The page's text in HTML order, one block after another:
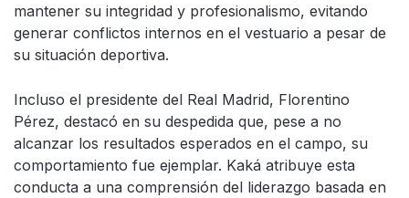
mantener su integridad y profesionalismo, evitando
generar conflictos internos en el vestuario a pesar de
su situación deportiva.
Incluso el presidente del Real Madrid, Florentino
Pérez, destacó en su despedida que, pese a no
alcanzar los resultados esperados en el campo, su
comportamiento fue ejemplar. Kaká atribuye esta
conducta a una comprensión del liderazgo basada en